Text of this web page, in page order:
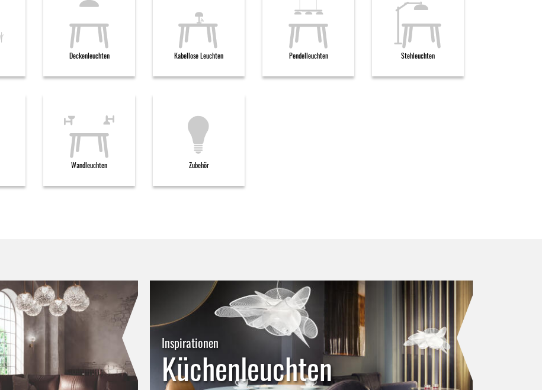
Deckenleuchten Kabellose Leuchten Pendelleuchten Stehleuchten
Wandleuchten Zubehör
Inspirationen
Küchenleuchten